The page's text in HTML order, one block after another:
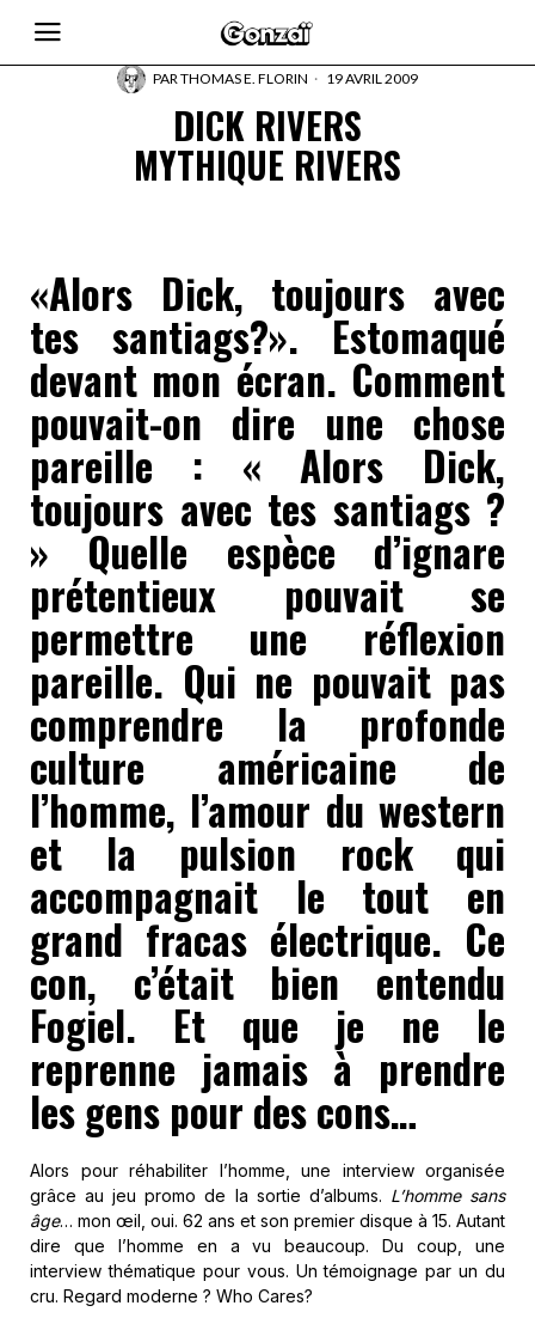
PARTHOMAS E. FLORIN 19 AVRIL 2009
DICK RIVERS
MYTHIQUE RIVERS
«Alors Dick, toujours avec
tes santiags?». Estomaqué
devant mon écran. Comment
pouvait-on dire une chose
pareille : « Alors Dick,
toujours avec tes santiags ?
» Quelle espèce d’ignare
prétentieux pouvait se
permettre une réflexion
pareille. Qui ne pouvait pas
comprendre la profonde
culture américaine de
l’homme, l’amour du western
et la pulsion rock qui
accompagnait le tout en
grand fracas électrique. Ce
con, c’était bien entendu
Fogiel. Et que je ne le
reprenne jamais à prendre
les gens pour des cons…
Alors pour réhabiliter l’homme, une interview organisée
grâce au jeu promo de la sortie d’albums. L’homme sans
âge… mon œil, oui. 62 ans et son premier disque à 15. Autant
dire que l’homme en a vu beaucoup. Du coup, une
interview thématique pour vous. Un témoignage par un du
cru. Regard moderne ? Who Cares?